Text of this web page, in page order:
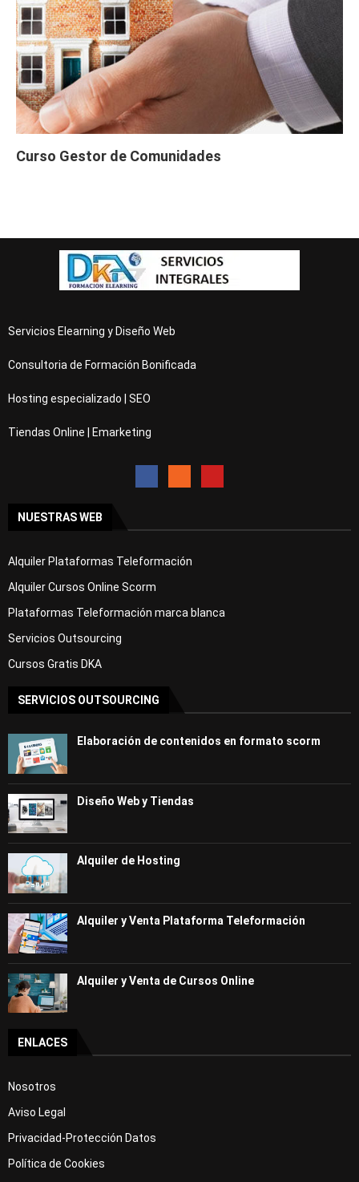
Curso Gestor de Comunidades
Servicios Elearning y Diseño Web
Consultoria de Formación Bonificada
Hosting especializado | SEO
Tiendas Online | Emarketing
NUESTRAS WEB
Alquiler Plataformas Teleformación
Alquiler Cursos Online Scorm
Plataformas Teleformación marca blanca
Servicios Outsourcing
Cursos Gratis DKA
SERVICIOS OUTSOURCING
Elaboración de contenidos en formato scorm
Diseño Web y Tiendas
Alquiler de Hosting
Alquiler y Venta Plataforma Teleformación
Alquiler y Venta de Cursos Online
ENLACES
Nosotros
Aviso Legal
Privacidad-Protección Datos
Política de Cookies